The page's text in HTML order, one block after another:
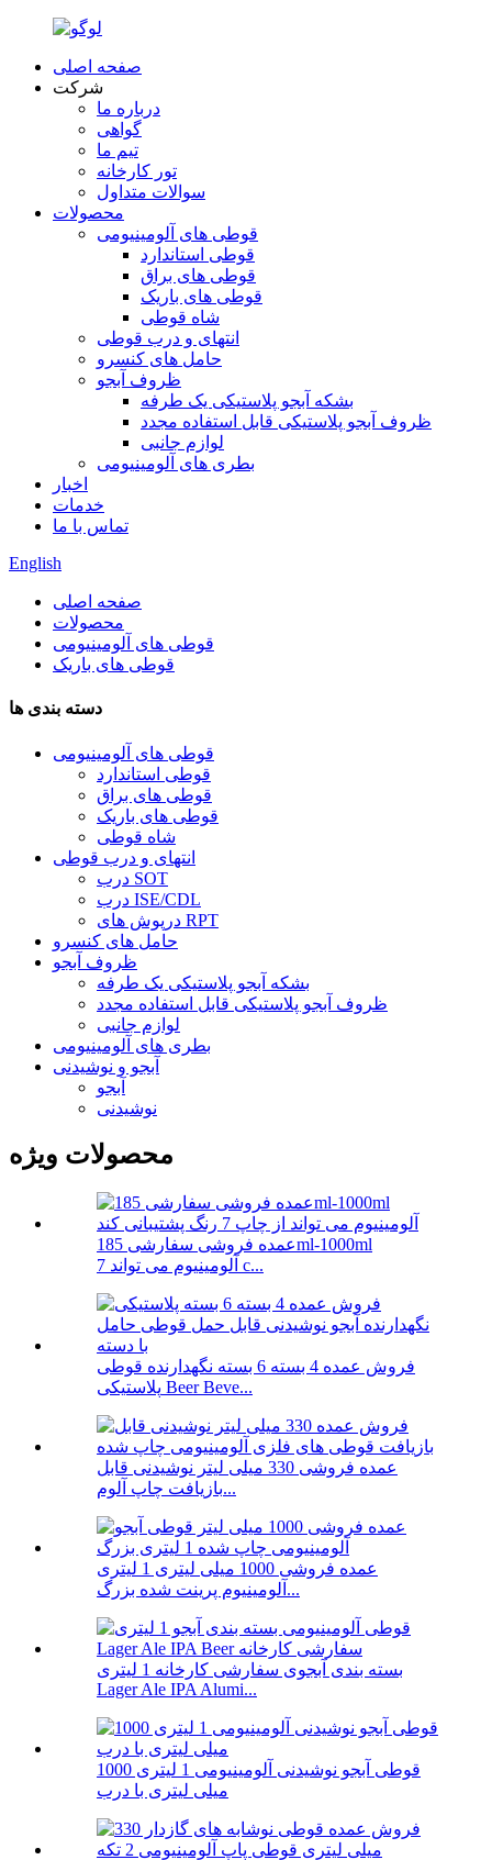
صفحه اصلی
شرکت
درباره ما
گواهی
تیم ما
تور کارخانه
سوالات متداول
محصولات
قوطی های آلومینیومی
قوطی استاندارد
قوطی های براق
قوطی های باریک
شاه قوطی
انتهای و درب قوطی
حامل های کنسرو
ظروف آبجو
بشکه آبجو پلاستیکی یک طرفه
ظروف آبجو پلاستیکی قابل استفاده مجدد
لوازم جانبی
بطری های آلومینیومی
اخبار
خدمات
تماس با ما
English
صفحه اصلی
محصولات
قوطی های آلومینیومی
قوطی های باریک
دسته بندی ها
قوطی های آلومینیومی
قوطی استاندارد
قوطی های براق
قوطی های باریک
شاه قوطی
انتهای و درب قوطی
درب SOT
درب ISE/CDL
درپوش های RPT
حامل های کنسرو
ظروف آبجو
بشکه آبجو پلاستیکی یک طرفه
ظروف آبجو پلاستیکی قابل استفاده مجدد
لوازم جانبی
بطری های آلومینیومی
آبجو و نوشیدنی
آبجو
نوشیدنی
محصولات ویژه
عمده فروشی سفارشی 185ml-1000ml
آلومینیوم می تواند 7 c...
فروش عمده 4 بسته 6 بسته نگهدارنده قوطی
پلاستیکی Beer Beve...
عمده فروشی 330 میلی لیتر نوشیدنی قابل
بازیافت چاپ آلوم...
عمده فروشی 1000 میلی لیتری 1 لیتری
آلومینیوم پرینت شده بزرگ...
بسته بندی آبجوی سفارشی کارخانه 1 لیتری
Lager Ale IPA Alumi...
قوطی آبجو نوشیدنی آلومینیومی 1 لیتری 1000
میلی لیتری با درب